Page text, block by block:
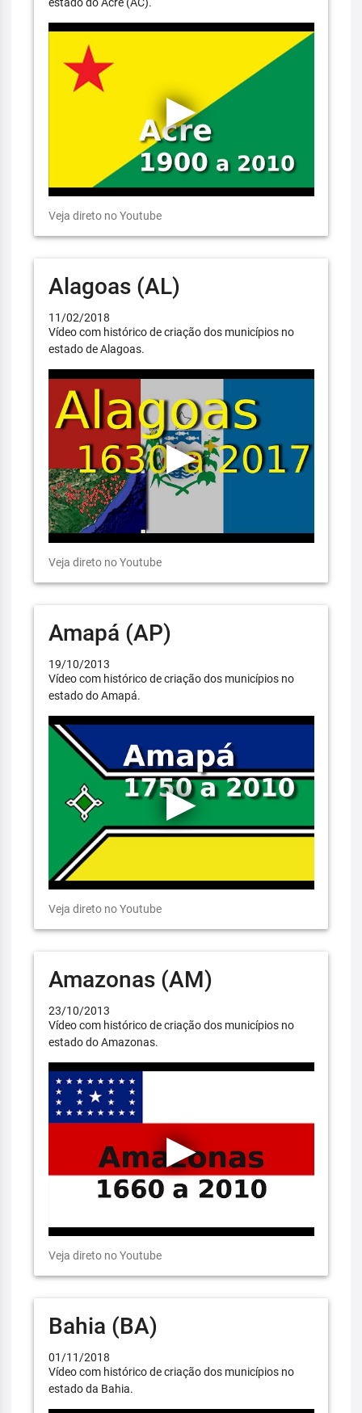
Veja direto no Youtube
Alagoas (AL)
11/02/2018
Vídeo com histórico de criação dos municípios no
estado de Alagoas.
Veja direto no Youtube
Amapá (AP)
19/10/2013
Vídeo com histórico de criação dos municípios no
estado do Amapá.
Veja direto no Youtube
Amazonas (AM)
23/10/2013
Vídeo com histórico de criação dos municípios no
estado do Amazonas.
Veja direto no Youtube
Bahia (BA)
01/11/2018
Vídeo com histórico de criação dos municípios no
estado da Bahia.